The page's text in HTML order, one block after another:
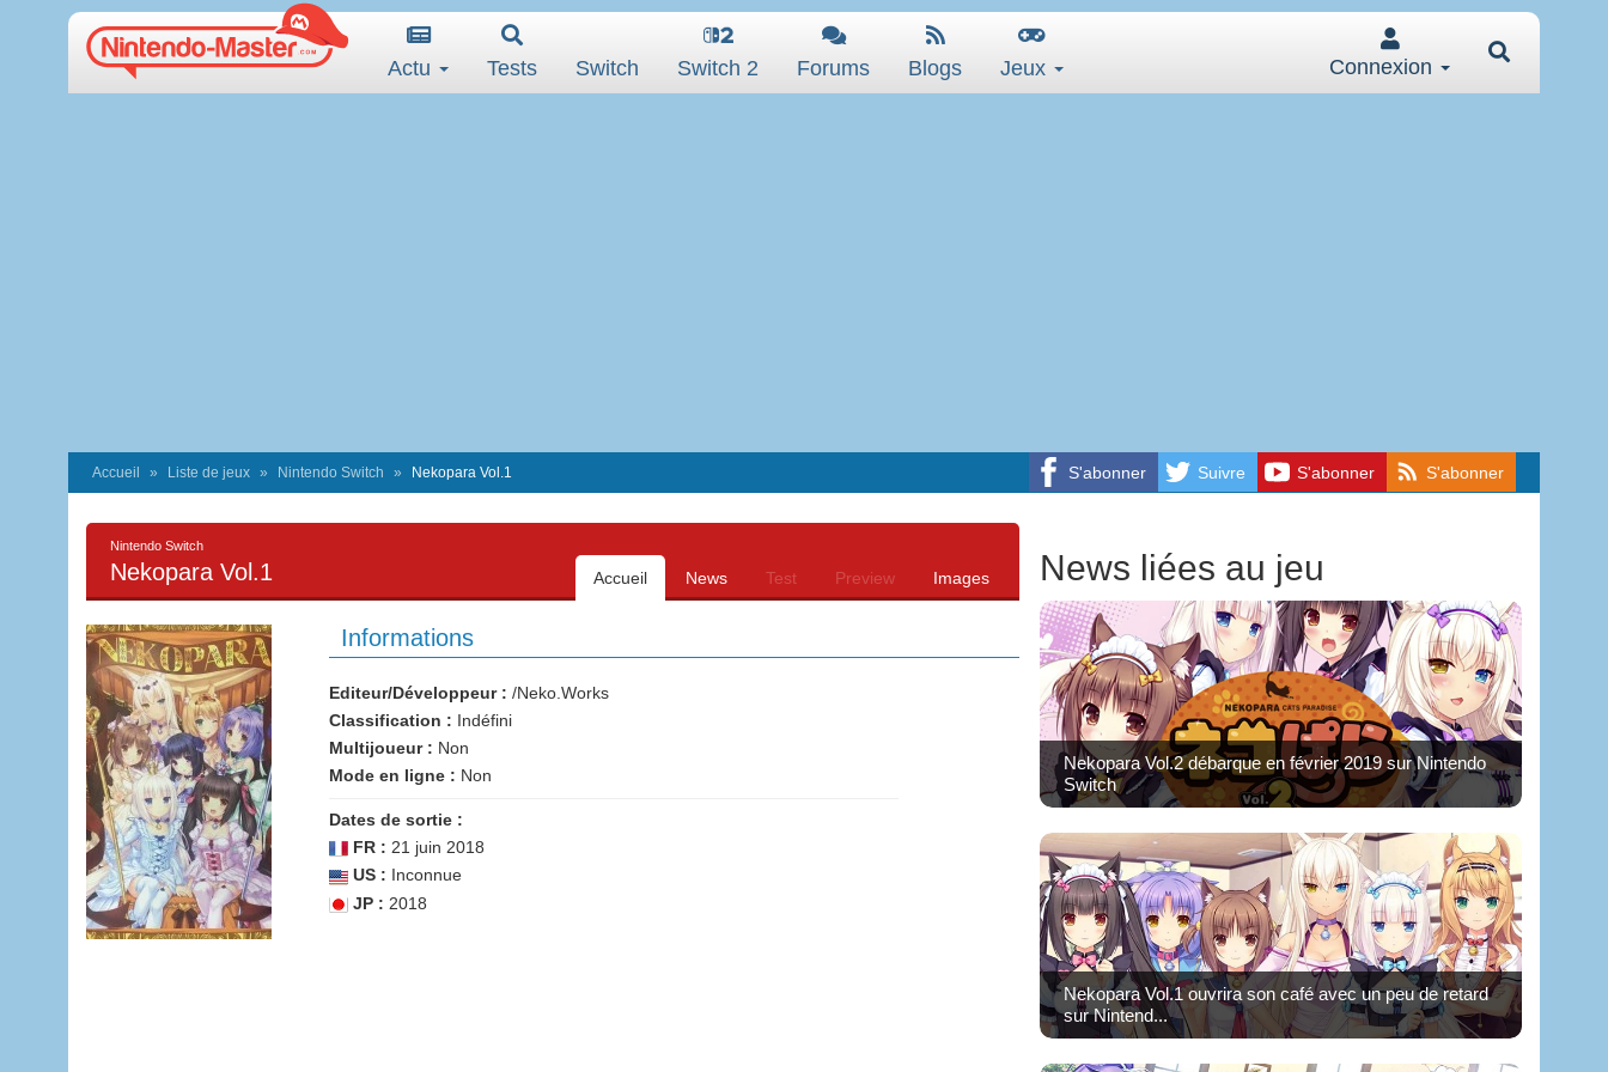
Actu Tests Switch Switch 2 Forums Blogs Jeux Connexion
S'abonner Suivre S'abonner S'abonner
Accueil Liste de jeux Nintendo Switch Nekopara Vol.1
Nintendo Switch
Nekopara Vol.1 Accueil News Test Preview Images
Informations
Editeur/Développeur : /Neko.Works
Classification : Indéfini
Multijoueur : Non
Mode en ligne : Non
Dates de sortie :
FR : 21 juin 2018
US : Inconnue
JP : 2018
News liées au jeu
Nekopara Vol.2 débarque en février 2019 sur Nintendo
Switch
Nekopara Vol.1 ouvrira son café avec un peu de retard
sur Nintend...